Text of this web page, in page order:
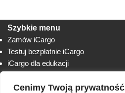
Cenimy Twoją prywatność
Szybkie menu
Zamów iCargo
Testuj bezpłatnie iCargo
iCargo dla edukacji
Lista zmian